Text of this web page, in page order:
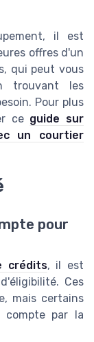
il est
offres d'un
qui peut vous
trouvant les
Pour plus
ce guide sur
un courtier
pour
crédits, il est
Ces
mais certains
compte par la